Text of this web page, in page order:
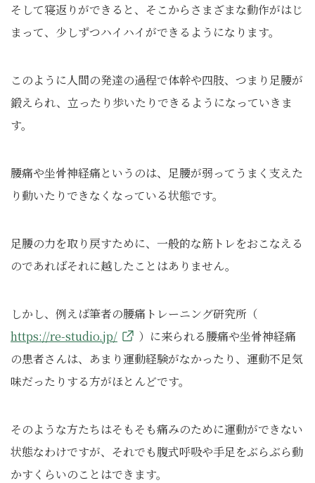
そして寝返りができると、そこからさまざまな動作がはじ
まって、少しずつハイハイができるようになります。
このように人間の発達の過程で体幹や四肢、つまり足腰が
鍛えられ、立ったり歩いたりできるようになっていきま
す。
腰痛や坐骨神経痛というのは、足腰が弱ってうまく支えた
り動いたりできなくなっている状態です。
足腰の力を取り戻すために、一般的な筋トレをおこなえる
のであればそれに越したことはありません。
しかし、例えば筆者の腰痛トレーニング研究所（
https://re-studio.jp/
）に来られる腰痛や坐骨神経痛
の患者さんは、あまり運動経験がなかったり、運動不足気
味だったりする方がほとんどです。
そのような方たちはそもそも痛みのために運動ができない
状態なわけですが、それでも腹式呼吸や手足をぶらぶら動
かすくらいのことはできます。